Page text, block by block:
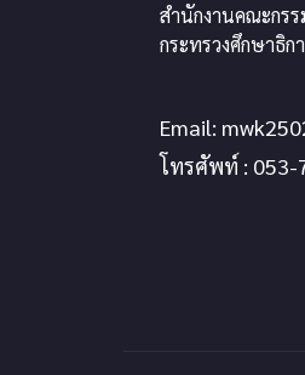
สำนักงานคณะกร
กระทรวงศึกษาธิก
Email:
โทรศัพท์ : 053-